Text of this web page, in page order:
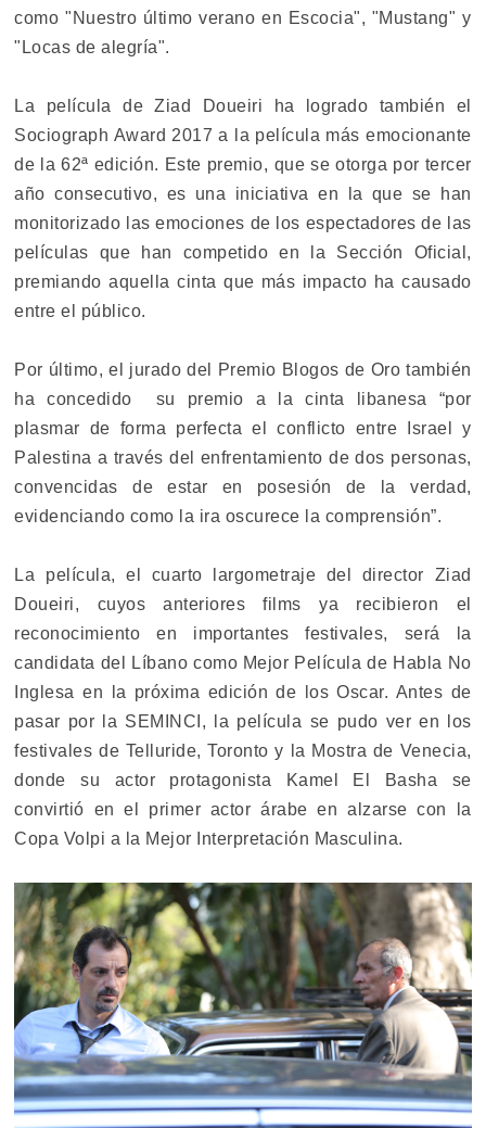
como "Nuestro último verano en Escocia", "Mustang" y
"Locas de alegría".
La película de Ziad Doueiri ha logrado también el
Sociograph Award 2017 a la película más emocionante
de la 62ª edición. Este premio, que se otorga por tercer
año consecutivo, es una iniciativa en la que se han
monitorizado las emociones de los espectadores de las
películas que han competido en la Sección Oficial,
premiando aquella cinta que más impacto ha causado
entre el público.
Por último, el jurado del Premio Blogos de Oro también
ha concedido su premio a la cinta libanesa “por
plasmar de forma perfecta el conflicto entre Israel y
Palestina a través del enfrentamiento de dos personas,
convencidas de estar en posesión de la verdad,
evidenciando como la ira oscurece la comprensión”.
La película, el cuarto largometraje del director Ziad
Doueiri, cuyos anteriores films ya recibieron el
reconocimiento en importantes festivales, será la
candidata del Líbano como Mejor Película de Habla No
Inglesa en la próxima edición de los Oscar. Antes de
pasar por la SEMINCI, la película se pudo ver en los
festivales de Telluride, Toronto y la Mostra de Venecia,
donde su actor protagonista Kamel El Basha se
convirtió en el primer actor árabe en alzarse con la
Copa Volpi a la Mejor Interpretación Masculina.